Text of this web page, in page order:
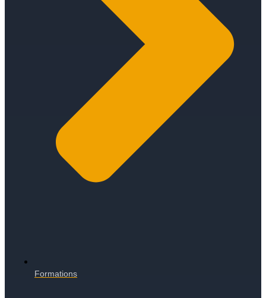
Formations